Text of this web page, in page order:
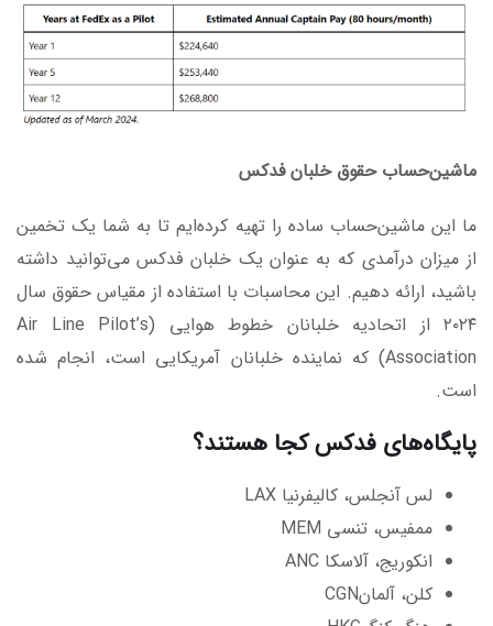
ماشین‌حساب حقوق خلبان فدکس
ما این ماشین‌حساب ساده را تهیه کرده‌ایم تا به شما یک تخمین
از میزان درآمدی که به عنوان یک خلبان فدکس می‌توانید داشته
باشید، ارائه دهیم. این محاسبات با استفاده از مقیاس حقوق سال
۲۰۲۴ از اتحادیه خلبانان خطوط هوایی (Air Line Pilot’s
Association) که نماینده خلبانان آمریکایی است، انجام شده
است.
پایگاه‌های فدکس کجا هستند؟
لس آنجلس، کالیفرنیا LAX
ممفیس، تنسی MEM
انکوریج، آلاسکا ANC
کلن، آلمانCGN